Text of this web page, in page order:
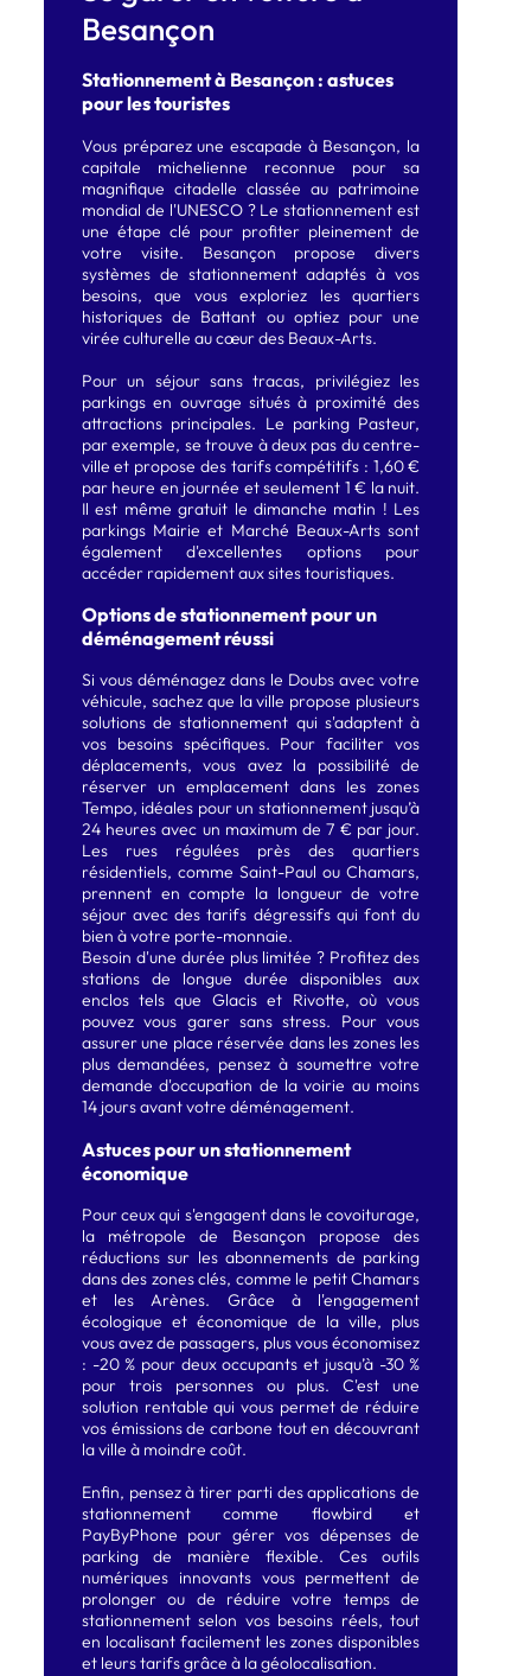
Besançon
Stationnement à Besançon : astuces
pour les touristes
Vous préparez une escapade à Besançon, la
capitale michelienne reconnue pour sa
magnifique citadelle classée au patrimoine
mondial de l'UNESCO ? Le stationnement est
une étape clé pour profiter pleinement de
votre visite. Besançon propose divers
systèmes de stationnement adaptés à vos
besoins, que vous exploriez les quartiers
historiques de Battant ou optiez pour une
virée culturelle au cœur des Beaux-Arts.
Pour un séjour sans tracas, privilégiez les
parkings en ouvrage situés à proximité des
attractions principales. Le parking Pasteur,
par exemple, se trouve à deux pas du centre-
ville et propose des tarifs compétitifs : 1,60 €
par heure en journée et seulement 1 € la nuit.
Il est même gratuit le dimanche matin ! Les
parkings Mairie et Marché Beaux-Arts sont
également d'excellentes options pour
accéder rapidement aux sites touristiques.
Options de stationnement pour un
déménagement réussi
Si vous déménagez dans le Doubs avec votre
véhicule, sachez que la ville propose plusieurs
solutions de stationnement qui s'adaptent à
vos besoins spécifiques. Pour faciliter vos
déplacements, vous avez la possibilité de
réserver un emplacement dans les zones
Tempo, idéales pour un stationnement jusqu’à
24 heures avec un maximum de 7 € par jour.
Les rues régulées près des quartiers
résidentiels, comme Saint-Paul ou Chamars,
prennent en compte la longueur de votre
séjour avec des tarifs dégressifs qui font du
bien à votre porte-monnaie.
Besoin d'une durée plus limitée ? Profitez des
stations de longue durée disponibles aux
enclos tels que Glacis et Rivotte, où vous
pouvez vous garer sans stress. Pour vous
assurer une place réservée dans les zones les
plus demandées, pensez à soumettre votre
demande d'occupation de la voirie au moins
14 jours avant votre déménagement.
Astuces pour un stationnement
économique
Pour ceux qui s'engagent dans le covoiturage,
la métropole de Besançon propose des
réductions sur les abonnements de parking
dans des zones clés, comme le petit Chamars
et les Arènes. Grâce à l'engagement
écologique et économique de la ville, plus
vous avez de passagers, plus vous économisez
: -20 % pour deux occupants et jusqu’à -30 %
pour trois personnes ou plus. C'est une
solution rentable qui vous permet de réduire
vos émissions de carbone tout en découvrant
la ville à moindre coût.
Enfin, pensez à tirer parti des applications de
stationnement comme flowbird et
PayByPhone pour gérer vos dépenses de
parking de manière flexible. Ces outils
numériques innovants vous permettent de
prolonger ou de réduire votre temps de
stationnement selon vos besoins réels, tout
en localisant facilement les zones disponibles
et leurs tarifs grâce à la géolocalisation.